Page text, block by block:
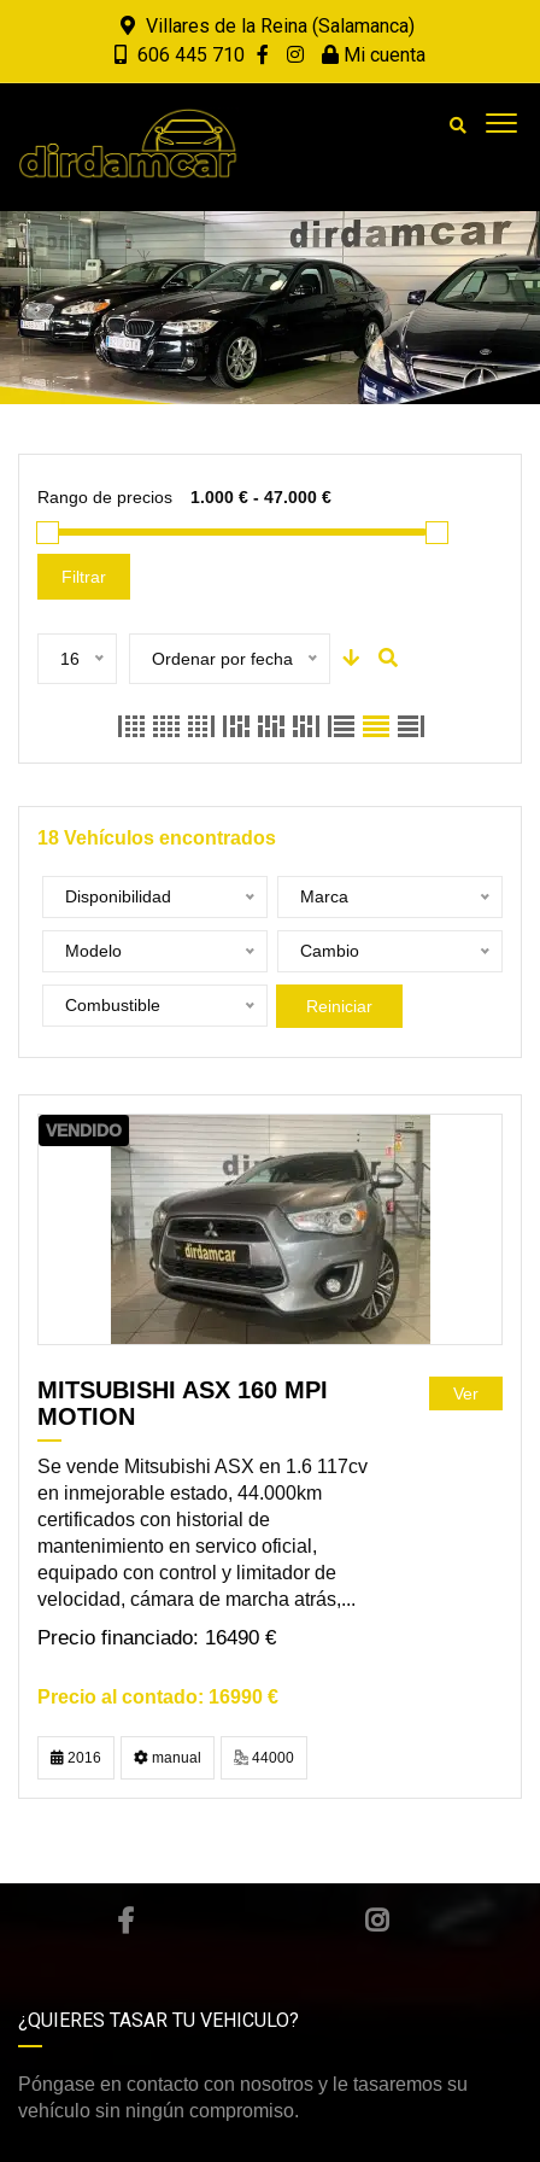
Villares de la Reina (Salamanca)
606 445 710
Mi cuenta
Rango de precios
Filtrar
16 Ordenar por fecha
18 Vehículos encontrados
Disponibilidad Marca
Modelo Cambio
Combustible Reiniciar
VENDIDO
MITSUBISHI ASX 160 MPI
MOTION
Se vende Mitsubishi ASX en 1.6 117cv
en inmejorable estado, 44.000km
certificados con historial de
mantenimiento en servico oficial,
equipado con control y limitador de
velocidad, cámara de marcha atrás,...
16490 €
16990 €
Ver
2016 manual 44000
¿QUIERES TASAR TU VEHICULO?
Póngase en contacto con nosotros y le tasaremos su
vehículo sin ningún compromiso.